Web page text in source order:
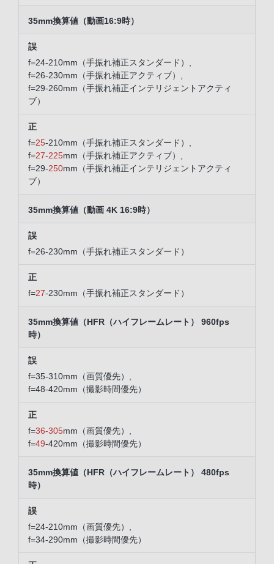
35mm換算値（動画16:9時）
f=24-210mm（手振れ補正スタンダード）,
f=26-230mm（手振れ補正アクティブ）,
f=29-260mm（手振れ補正インテリジェントアクティ
ブ）
f=25-210mm（手振れ補正スタンダード）,
f=27-225mm（手振れ補正アクティブ）,
f=29-250mm（手振れ補正インテリジェントアクティ
ブ）
35mm換算値（動画 4K 16:9時）
f=26-230mm（手振れ補正スタンダード）
f=27-230mm（手振れ補正スタンダード）
35mm換算値（HFR（ハイフレームレート） 960fps
時）
f=35-310mm（画質優先）,
f=48-420mm（撮影時間優先）
f=36-305mm（画質優先）,
f=49-420mm（撮影時間優先）
35mm換算値（HFR（ハイフレームレート） 480fps
時）
f=24-210mm（画質優先）,
f=34-290mm（撮影時間優先）